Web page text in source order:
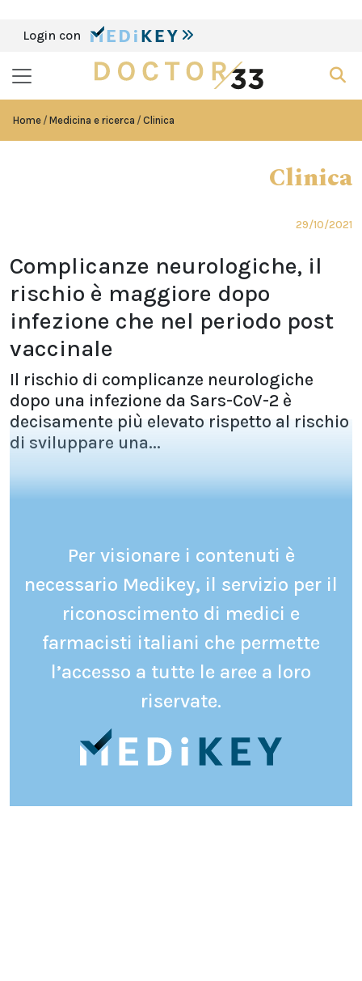
Login con
Home Medicina e ricerca Clinica
Clinica
29/10/2021
Complicanze neurologiche, il
rischio è maggiore dopo
infezione che nel periodo post
vaccinale
Il rischio di complicanze neurologiche
dopo una infezione da Sars-CoV-2 è
decisamente più elevato rispetto al rischio
di sviluppare una...
Per visionare i contenuti è
necessario Medikey, il servizio per il
riconoscimento di medici e
farmacisti italiani che permette
l’accesso a tutte le aree a loro
riservate.